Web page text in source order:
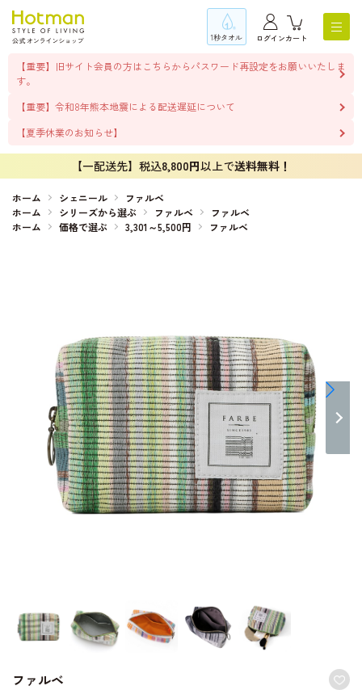
1秒タオル ログインカート
【重要】旧サイト会員の方はこちらからパスワード再設定をお願いいたしま
す。
【重要】令和8年熊本地震による配送遅延について
【夏季休業のお知らせ】
【一配送先】税込8,800円以上で送料無料！
ホーム シェニール
ファルベ
ホーム
シリーズから選ぶ ファルベ
ファルベ
ホーム
価格で選ぶ 3,301～5,500円 ファルベ
ファルベ